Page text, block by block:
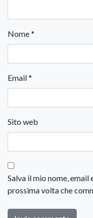
Nome*
Email*
Sito web
Salva il mio nome,
prossima volta che